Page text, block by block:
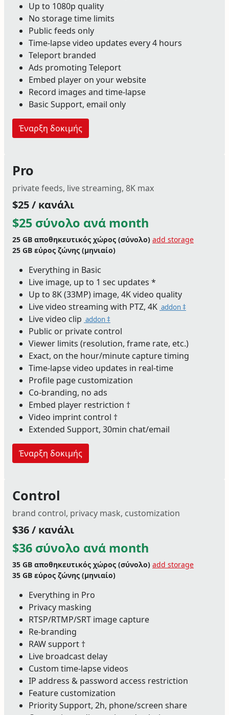
Up to 1080p quality
No storage time limits
Public feeds only
Time-lapse video updates every 4 hours
Teleport branded
Ads promoting Teleport
Embed player on your website
Record images and time-lapse
Basic Support, email only
Έναρξη δοκιμής
Pro
private feeds, live streaming, 8K max
$25 / κανάλι
$25 σύνολο ανά month
25 GB αποθηκευτικός χώρος (σύνολο) add storage
25 GB εύρος ζώνης (μηνιαίο)
Everything in Basic
Live image, up to 1 sec updates *
Up to 8K (33MP) image, 4K video quality
Live video streaming with PTZ, 4K addon ‡
Live video clip addon ‡
Public or private control
Viewer limits (resolution, frame rate, etc.)
Exact, on the hour/minute capture timing
Time-lapse video updates in real-time
Profile page customization
Co-branding, no ads
Embed player restriction †
Video imprint control †
Extended Support, 30min chat/email
Έναρξη δοκιμής
Control
brand control, privacy mask, customization
$36 / κανάλι
$36 σύνολο ανά month
35 GB αποθηκευτικός χώρος (σύνολο) add storage
35 GB εύρος ζώνης (μηνιαίο)
Everything in Pro
Privacy masking
RTSP/RTMP/SRT image capture
Re-branding
RAW support †
Live broadcast delay
Custom time-lapse videos
IP address & password access restriction
Feature customization
Priority Support, 2h, phone/screen share